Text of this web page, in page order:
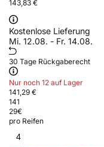
143,83 €
Kostenlose Lieferung
Mi. 12.08. - Fr. 14.08.
30 Tage Rückgaberecht
Nur noch 12 auf Lager
141,29 €
141
29€
pro Reifen
4